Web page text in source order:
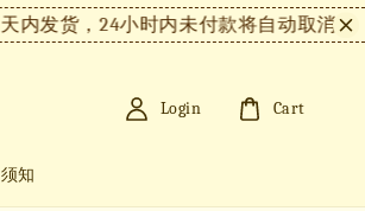
货，24小时内未付款将自动取消。【
知
Login Cart